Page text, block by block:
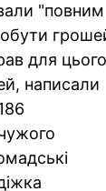
"повним
для цього
написали